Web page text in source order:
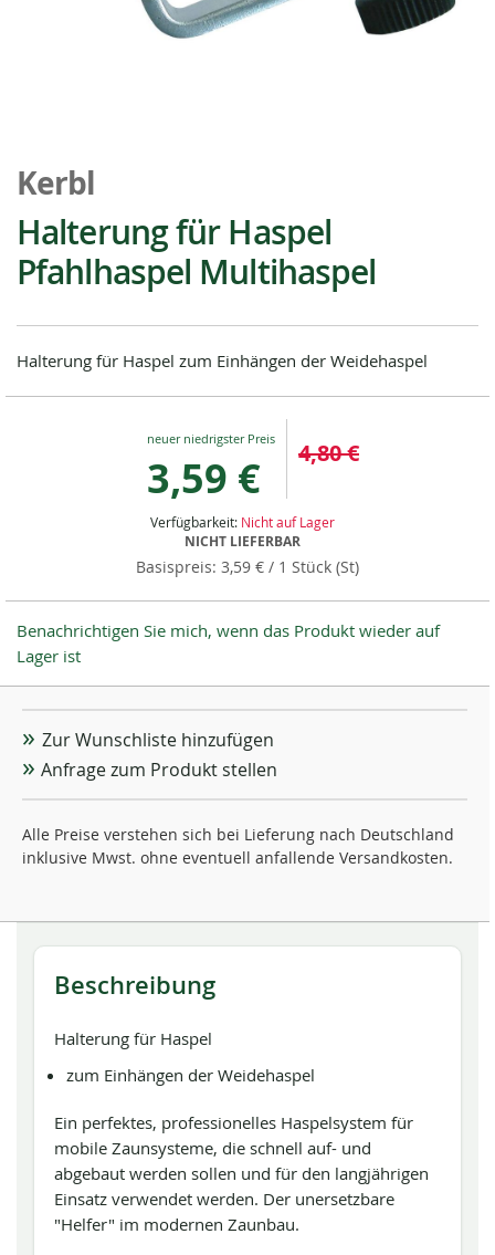
Anfang
der
Bildgalerie
springen
Kerbl
Halterung für Haspel
Pfahlhaspel Multihaspel
Halterung für Haspel zum Einhängen der Weidehaspel
Special
3,59 € 4,80 €
3,59 € / 1 Stück (St)
Verfügbarkeit: Nicht auf Lager
NICHT LIEFERBAR
Benachrichtigen Sie mich, wenn das Produkt wieder auf
Lager ist
Zur Wunschliste hinzufügen
Anfrage zum Produkt stellen
Alle Preise verstehen sich bei Lieferung nach Deutschland
inklusive Mwst. ohne eventuell anfallende Versandkosten.
Beschreibung
Halterung für Haspel
zum Einhängen der Weidehaspel
Ein perfektes, professionelles Haspelsystem für
mobile Zaunsysteme, die schnell auf- und
abgebaut werden sollen und für den langjährigen
Einsatz verwendet werden. Der unersetzbare
"Helfer" im modernen Zaunbau.